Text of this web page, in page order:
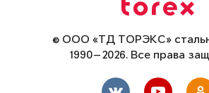
© ООО «ТД ТОРЭКС»
1990—2026. Все права